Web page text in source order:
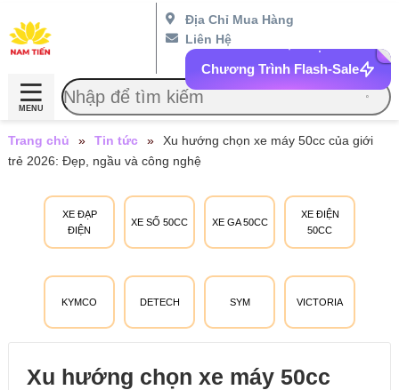
Địa Chỉ Mua Hàng
Liên Hệ
Chương Trình Flash-Sale
MENU
XE ĐẠP
ĐIỆN
XE SỐ 50CC XE GA 50CC
XE ĐIỆN
50CC
KYMCO DETECH SYM VICTORIA
Trang chủ » Tin tức »
Xu hướng chọn xe máy 50cc của giới
trẻ 2026: Đẹp, ngầu và công nghệ
Xu hướng chọn xe máy 50cc